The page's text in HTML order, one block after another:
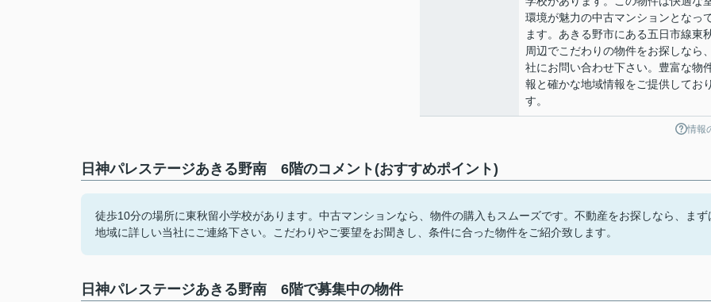
環境が魅力の中古マンションとなっ
ます。あきる野市にある五日市線東
周辺でこだわりの物件をお探しなら
社にお問い合わせ下さい。豊富な物
報と確かな地域情報をご提供してお
す。
情報
日神パレステージあきる野南 6階のコメント(おすすめポイント)
徒歩10分の場所に東秋留小学校があります。中古マンションなら、物件の購入もスムーズです。不動産をお探しなら、まず
地域に詳しい当社にご連絡下さい。こだわりやご要望をお聞きし、条件に合った物件をご紹介致します。
日神パレステージあきる野南 6階で募集中の物件